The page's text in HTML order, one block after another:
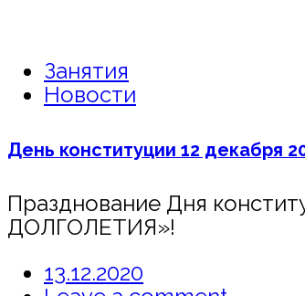
Занятия
Новости
День конституции 12 декабря
Празднование Дня
ДОЛГОЛЕТИЯ»!
13.12.2020